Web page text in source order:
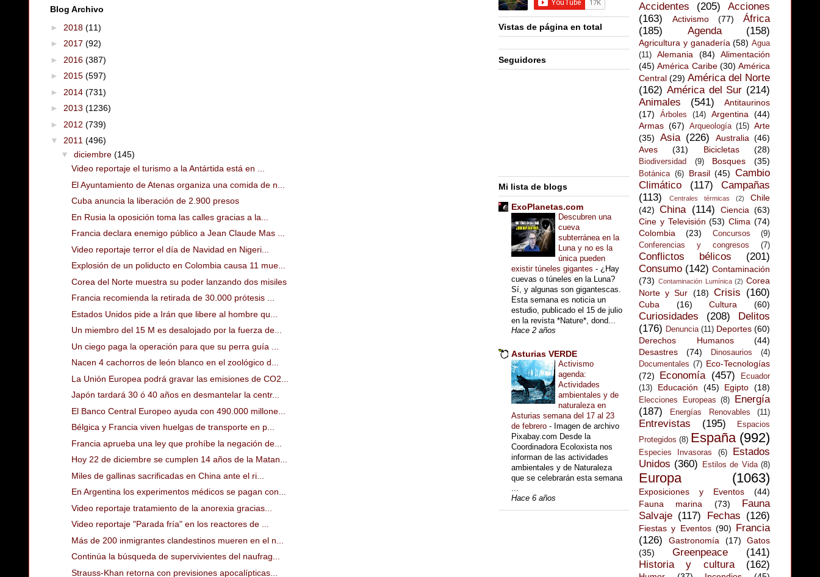
Blog Archivo
► 2018 (11)
► 2017 (92)
► 2016 (387)
► 2015 (597)
► 2014 (731)
► 2013 (1236)
► 2012 (739)
▼ 2011 (496)
▼ diciembre (145)
Video reportaje el turismo a la Antártida está en ...
El Ayuntamiento de Atenas organiza una comida de n...
Cuba anuncia la liberación de 2.900 presos
En Rusia la oposición toma las calles gracias a la...
Francia declara enemigo público a Jean Claude Mas ...
Video reportaje terror el día de Navidad en Nigeri...
Explosión de un poliducto en Colombia causa 11 mue...
Corea del Norte muestra su poder lanzando dos misiles
Francia recomienda la retirada de 30.000 prótesis ...
Estados Unidos pide a Irán que libere al hombre qu...
Un miembro del 15 M es desalojado por la fuerza de...
Un ciego paga la operación para que su perra guía ...
Nacen 4 cachorros de león blanco en el zoológico d...
La Unión Europea podrá gravar las emisiones de CO2...
Japón tardará 30 ó 40 años en desmantelar la centr...
El Banco Central Europeo ayuda con 490.000 millone...
Bélgica y Francia viven huelgas de transporte en p...
Francia aprueba una ley que prohíbe la negación de...
Hoy 22 de diciembre se cumplen 14 años de la Matan...
Miles de gallinas sacrificadas en China ante el ri...
En Argentina los experimentos médicos se pagan con...
Video reportaje tratamiento de la anorexia gracias...
Video reportaje "Parada fría" en los reactores de ...
Más de 200 inmigrantes clandestinos mueren en el n...
Continúa la búsqueda de supervivientes del naufrag...
Strauss-Khan retorna con previsiones apocalípticas...
Vistas de página en total
Seguidores
Mi lista de blogs
ExoPlanetas.com
Descubren una
cueva
subterránea en la
Luna y no es la
única pueden
existir túneles gigantes - ¿Hay
cuevas o túneles en la Luna?
Sí, y algunas son gigantescas.
Esta semana es noticia un
estudio, publicado el 15 de julio
en la revista *Nature*, dond...
Hace 2 años
Asturias VERDE
Activismo
agenda:
Actividades
ambientales y de
naturaleza en
Asturias semana del 17 al 23
de febrero - Imagen de archivo
Pixabay.com Desde la
Coordinadora Ecoloxista nos
informan de las actividades
ambientales y de Naturaleza
que se celebrarán esta semana
Hace 6 años
Accidentes (205)
Acciones
(163)
Activismo (77)
África
(185)
Agenda (158)
Agricultura y ganadería (58) Agua
(11)
Alemania (84)
Alimentación
(45) América Caribe (30) América
Central (29) América del Norte
(162) América del Sur (214)
Animales
(541)
Antitaurinos
(17)
Árboles (14) Argentina
(44)
Armas (67) Arqueología (15) Arte
(35)
Asia (226) Australia (46)
Aves
(31) Bicicletas (28)
Biodiversidad (9) Bosques (35)
Botánica (6) Brasil (45) Cambio
Climático
(117)
Campañas
(113)
Centrales térmicas (2)
Chile
(42) China (114) Ciencia (63)
Cine y Televisión (53) Clima (74)
Colombia
(23) Concursos
(9)
Conferencias y congresos
(7)
Conflictos bélicos
(201)
Consumo (142) Contaminación
(73) Contaminación Lumínica (2) Corea
Norte y Sur (18) Crisis (160)
Cuba (16) Cultura (60)
Curiosidades (208)
Delitos
(176) Denuncia (11) Deportes (60)
Derechos Humanos
(44)
Desastres
(74) Dinosaurios
(4)
Documentales (7) Eco-Tecnologías
(72)
Economía (457)
Ecuador
(13)
Educación (45) Egipto (18)
Elecciones Europeas (8)
Energía
(187)
Energías Renovables (11)
Entrevistas (195)
Espacios
Protegidos (8) España (992)
Especies Invasoras (6)
Estados
Unidos (360) Estilos de Vida (8)
Europa (1063)
Exposiciones y Eventos
(44)
Fauna marina
(73)
Fauna
Salvaje (117) Fechas (126)
Fiestas y Eventos (90)
Francia
(126)
Gastronomía (17)
Gatos
(35)
Greenpeace
(141)
Historia y cultura
(162)